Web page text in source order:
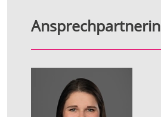
Ansprechpartnerin